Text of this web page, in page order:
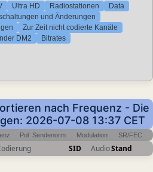
Ultra HD Radiostationen
Data
und Änderungen
Zur Zeit nicht codierte Kanäle
DM2
Bitrates
nach Frequenz - Die
2026-07-08 13:37 CET
Pol Sendenorm Modulation SR/FEC
SID AudioStand